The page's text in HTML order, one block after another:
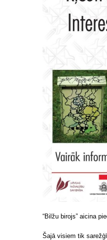
“Bilžu birojs” aicina
Šajā visiem tik